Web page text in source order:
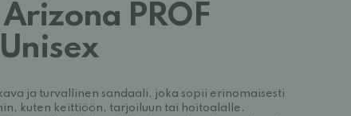
PROF
ja turvallinen sandaali, joka sopii erinomaisesti
kuten keittiöön, tarjoiluun tai hoitoalalle.